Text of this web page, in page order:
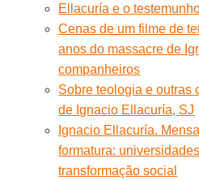
Ellacuría e o
Cenas de um filme de
anos do massacre de
companheiros
Sobre teologia e outras
de Ignacio Ellacuría, SJ
Ignacio Ellacuría.
formatura:
transformação social